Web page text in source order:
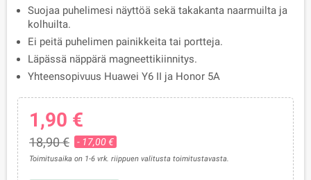
Suojaa puhelimesi näyttöä sekä takakanta naarmuilta ja
kolhuilta.
Ei peitä puhelimen painikkeita tai portteja.
Läpässä näppärä magneettikiinnitys.
Yhteensopivuus Huawei Y6 II ja Honor 5A
1,90 €
18,90 € - 17,00 €
Toimitusaika on 1-6 vrk. riippuen valitusta toimitustavasta.